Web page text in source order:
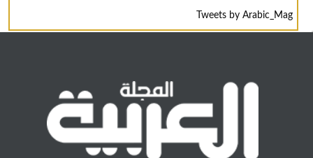
Tweets by Arabic_Mag